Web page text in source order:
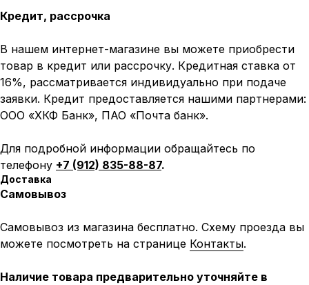
Кредит, рассрочка
В нашем интернет-магазине вы можете приобрести
товар в кредит или рассрочку. Кредитная ставка от
16%, рассматривается индивидуально при подаче
заявки. Кредит предоставляется нашими партнерами:
ООО «ХКФ Банк», ПАО «Почта банк».
Для подробной информации обращайтесь по
телефону +7 (912) 835-88-87.
Доставка
Самовывоз
Самовывоз из магазина бесплатно. Схему проезда вы
можете посмотреть на странице Контакты.
Наличие товара предварительно уточняйте в